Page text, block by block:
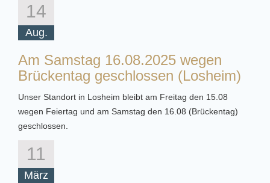
14
Aug.
Am Samstag 16.08.2025 wegen
Brückentag geschlossen (Losheim)
Unser Standort in Losheim bleibt am Freitag den 15.08
wegen Feiertag und am Samstag den 16.08 (Brückentag)
geschlossen.
11
März